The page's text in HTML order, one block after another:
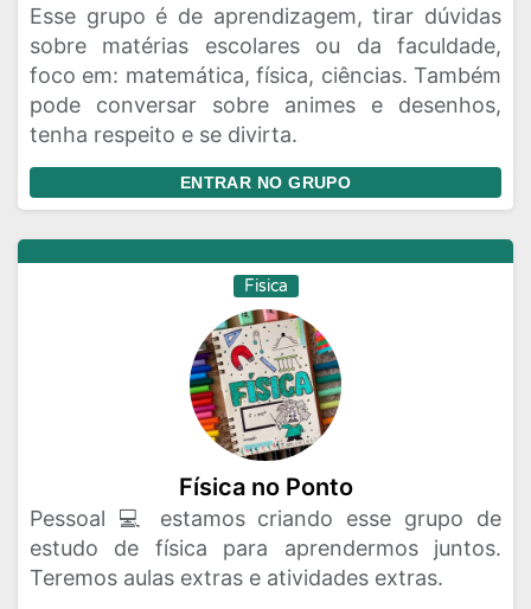
Esse grupo é de aprendizagem, tirar dúvidas
sobre matérias escolares ou da faculdade,
foco em: matemática, física, ciências. Também
pode conversar sobre animes e desenhos,
tenha respeito e se divirta.
ENTRAR NO GRUPO
Fisica
Física no Ponto
Pessoal 💻 estamos criando esse grupo de
estudo de física para aprendermos juntos.
Teremos aulas extras e atividades extras.